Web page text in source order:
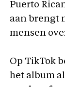
Puerto
aan brengt
mensen
Op TikTok
het album al